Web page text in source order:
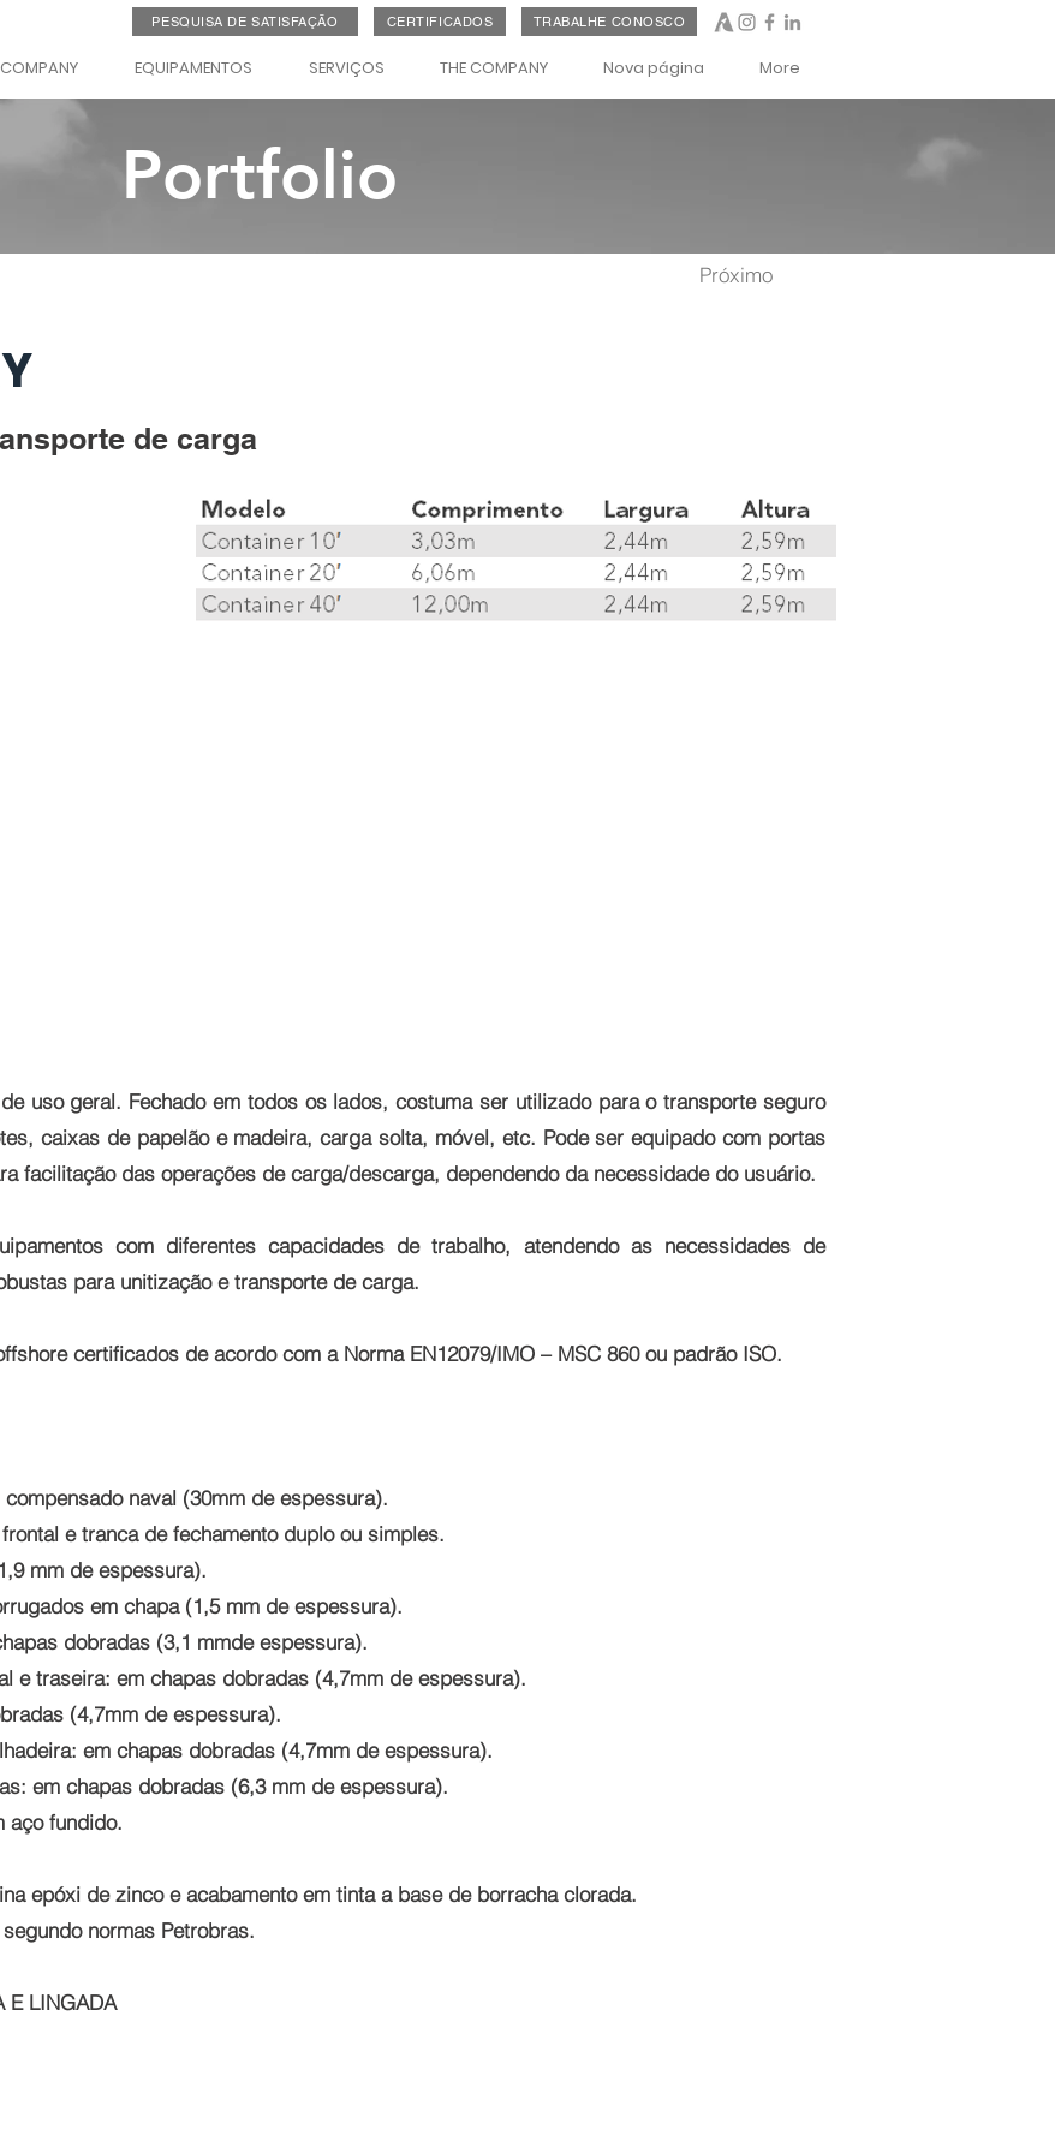
PESQUISA DE SATISFAÇÃO CERTIFICADOS TRABALHE CONOSCO
EQUIPAMENTOS SERVIÇOS THE COMPANY Nova página More
Portfolio
Próximo
de carga
uso geral. Fechado em todos os lados, costuma ser utilizado para o transporte seguro
caixas de papelão e madeira, carga solta, móvel, etc. Pode ser equipado com portas
facilitação das operações de carga/descarga, dependendo da necessidade do usuário.
com diferentes capacidades de trabalho, atendendo as necessidades de
para unitização e transporte de carga.
certificados de acordo com a Norma EN12079/IMO – MSC 860 ou padrão ISO.
naval (30mm de espessura).
e tranca de fechamento duplo ou simples.
mm de espessura).
em chapa (1,5 mm de espessura).
dobradas (3,1 mmde espessura).
e traseira: em chapas dobradas (4,7mm de espessura).
(4,7mm de espessura).
em chapas dobradas (4,7mm de espessura).
em chapas dobradas (6,3 mm de espessura).
aço fundido.
epóxi de zinco e acabamento em tinta a base de borracha clorada.
normas Petrobras.
E LINGADA